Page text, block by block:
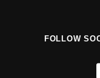
FOLLOW